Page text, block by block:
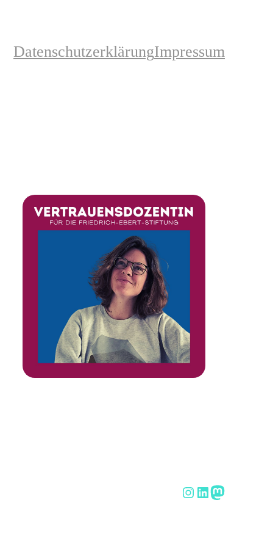
DatenschutzerklärungImpressum
Instagram
LinkedIn